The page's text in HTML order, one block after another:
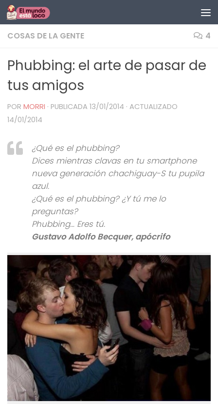
Saltar al contenido
COSAS DE LA GENTE 4
Phubbing: el arte de pasar de
tus amigos
POR MORRI · PUBLICADA 13/01/2014 · ACTUALIZADO
14/01/2014
¿Qué es el phubbing?
Dices mientras clavas en tu smartphone
nueva generación chachiguay-S tu pupila
azul.
¿Qué es el phubbing? ¿Y tú me lo
preguntas?
Phubbing… Eres tú.
Gustavo Adolfo Becquer, apócrifo